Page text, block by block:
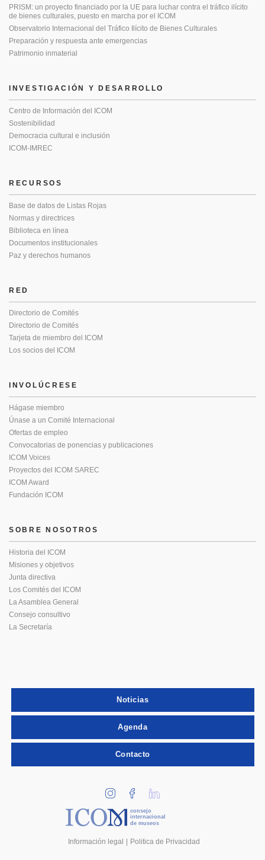
PRISM: un proyecto financiado por la UE para luchar contra el tráfico ilícito
de bienes culturales, puesto en marcha por el ICOM
Observatorio Internacional del Tráfico Ilícito de Bienes Culturales
Preparación y respuesta ante emergencias
Patrimonio inmaterial
INVESTIGACIÓN Y DESARROLLO
Centro de Información del ICOM
Sostenibilidad
Democracia cultural e inclusión
ICOM-IMREC
RECURSOS
Base de datos de Listas Rojas
Normas y directrices
Biblioteca en línea
Documentos institucionales
Paz y derechos humanos
RED
Directorio de Comités
Directorio de Comités
Tarjeta de miembro del ICOM
Los socios del ICOM
INVOLÚCRESE
Hágase miembro
Únase a un Comité Internacional
Ofertas de empleo
Convocatorias de ponencias y publicaciones
ICOM Voices
Proyectos del ICOM SAREC
ICOM Award
Fundación ICOM
SOBRE NOSOTROS
Historia del ICOM
Misiones y objetivos
Junta directiva
Los Comités del ICOM
La Asamblea General
Consejo consultivo
La Secretaría
Noticias
Agenda
Contacto
consejo
internacional
de museos
Información legal Politica de Privacidad